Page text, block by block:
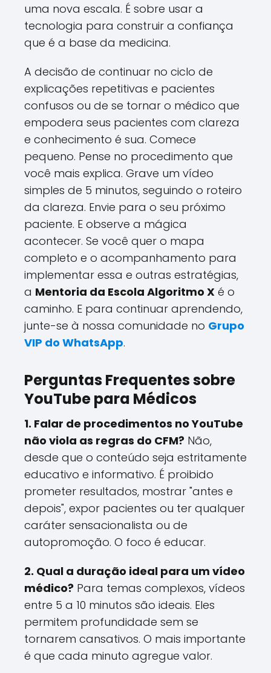
uma nova escala. É sobre usar a
tecnologia para construir a confiança
que é a base da medicina.
A decisão de continuar no ciclo de
explicações repetitivas e pacientes
confusos ou de se tornar o médico que
empodera seus pacientes com clareza
e conhecimento é sua. Comece
pequeno. Pense no procedimento que
você mais explica. Grave um vídeo
simples de 5 minutos, seguindo o roteiro
da clareza. Envie para o seu próximo
paciente. E observe a mágica
acontecer. Se você quer o mapa
completo e o acompanhamento para
implementar essa e outras estratégias,
a Mentoria da Escola Algoritmo X é o
caminho. E para continuar aprendendo,
junte-se à nossa comunidade no Grupo
VIP do WhatsApp.
Perguntas Frequentes sobre
YouTube para Médicos
1. Falar de procedimentos no YouTube
não viola as regras do CFM? Não,
desde que o conteúdo seja estritamente
educativo e informativo. É proibido
prometer resultados, mostrar "antes e
depois", expor pacientes ou ter qualquer
caráter sensacionalista ou de
autopromoção. O foco é educar.
2. Qual a duração ideal para um vídeo
médico? Para temas complexos, vídeos
entre 5 a 10 minutos são ideais. Eles
permitem profundidade sem se
tornarem cansativos. O mais importante
é que cada minuto agregue valor.